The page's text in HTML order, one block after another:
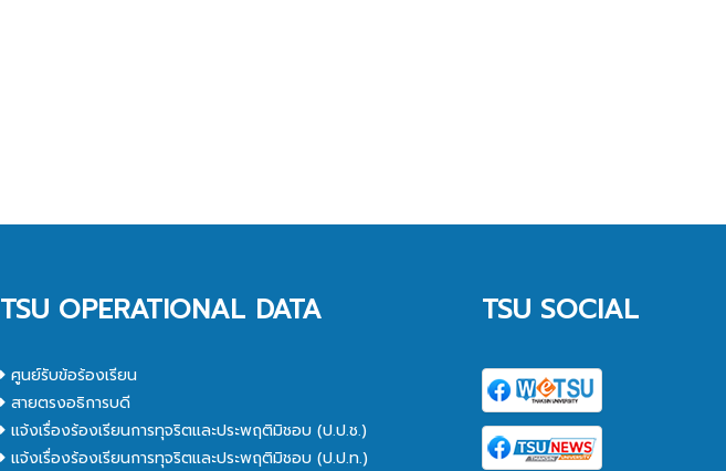
TSU OPERATIONAL DATA
ศูนย์รับข้อร้องเรียน
สายตรงอธิการบดี
แจ้งเรื่องร้องเรียนการทุจริตและประพฤติมิชอบ (ป.ป.ช.)
แจ้งเรื่องร้องเรียนการทุจริตและประพฤติมิชอบ (ป.ป.ท.)
TSU SOCIAL